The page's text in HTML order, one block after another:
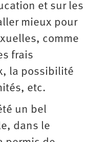
et sur les
mieux pour
comme
frais
la possibilité
etc.
un bel
dans le